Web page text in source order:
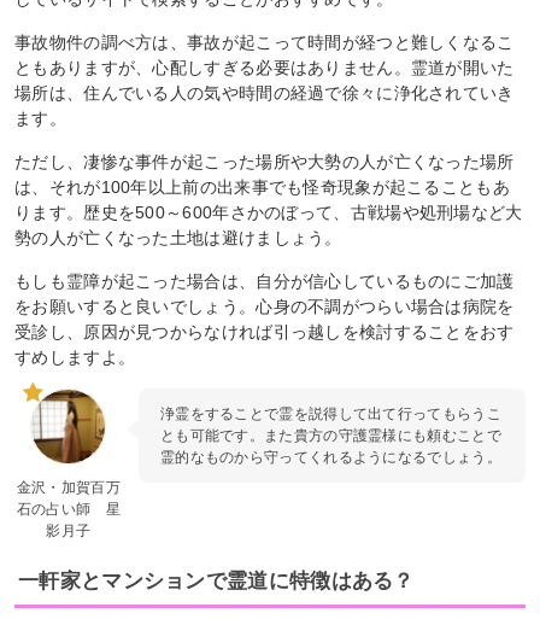
事故物件の調べ方は、事故が起こって時間が経つと難しくなるこ
ともありますが、心配しすぎる必要はありません。霊道が開いた
場所は、住んでいる人の気や時間の経過で徐々に浄化されていき
ます。
ただし、凄惨な事件が起こった場所や大勢の人が亡くなった場所
は、それが100年以上前の出来事でも怪奇現象が起こることもあ
ります。歴史を500～600年さかのぼって、古戦場や処刑場など大
勢の人が亡くなった土地は避けましょう。
もしも霊障が起こった場合は、自分が信心しているものにご加護
をお願いすると良いでしょう。心身の不調がつらい場合は病院を
受診し、原因が見つからなければ引っ越しを検討することをおす
すめしますよ。
金沢・加賀百万
石の占い師 星
影月子
浄霊をすることで霊を説得して出て行ってもらうこ
とも可能です。また貴方の守護霊様にも頼むことで
霊的なものから守ってくれるようになるでしょう。
一軒家とマンションで霊道に特徴はある？